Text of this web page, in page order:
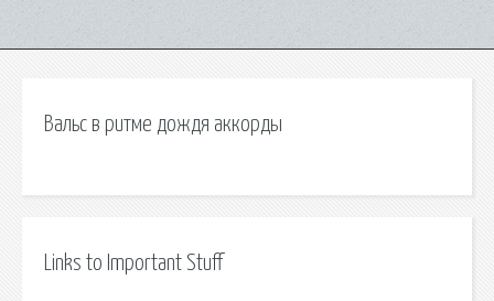
Вальс в ритме дождя аккорды
Links to Important Stuff